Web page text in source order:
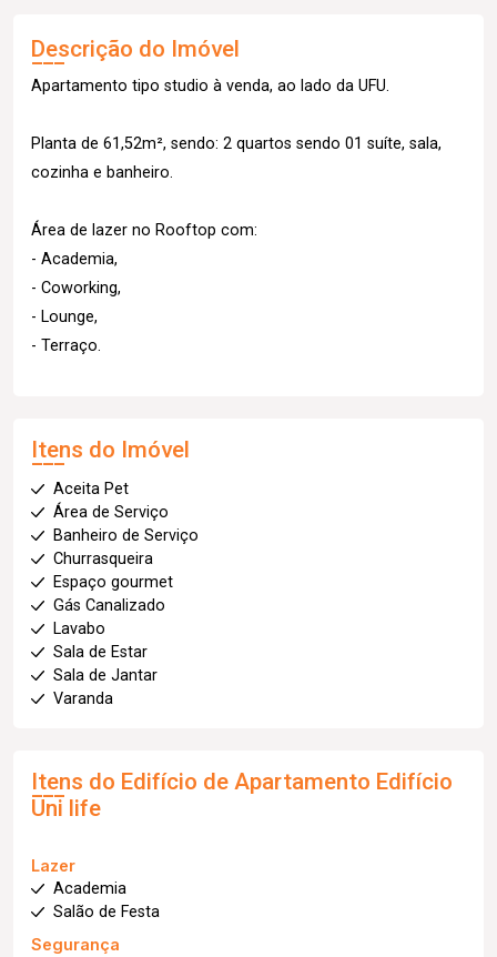
Descrição do Imóvel
Apartamento tipo studio à venda, ao lado da UFU.
Planta de 61,52m², sendo: 2 quartos sendo 01 suíte, sala,
cozinha e banheiro.
Área de lazer no Rooftop com:
- Academia,
- Coworking,
- Lounge,
- Terraço.
Itens do Imóvel
Aceita Pet
Área de Serviço
Banheiro de Serviço
Churrasqueira
Espaço gourmet
Gás Canalizado
Lavabo
Sala de Estar
Sala de Jantar
Varanda
Itens do Edifício de Apartamento Edifício
Uni life
Lazer
Academia
Salão de Festa
Segurança